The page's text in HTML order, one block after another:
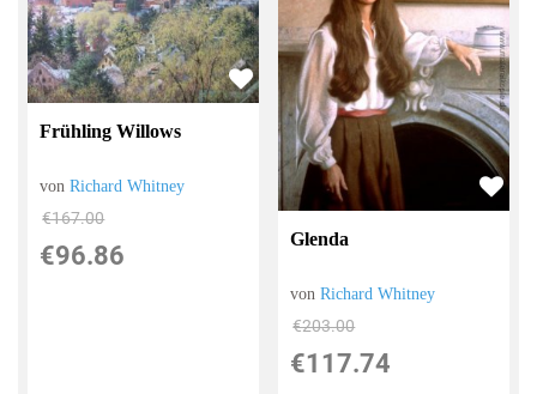
Frühling Willows
vonRichard Whitney
€167.00
€96.86
Glenda
vonRichard Whitney
€203.00
€117.74